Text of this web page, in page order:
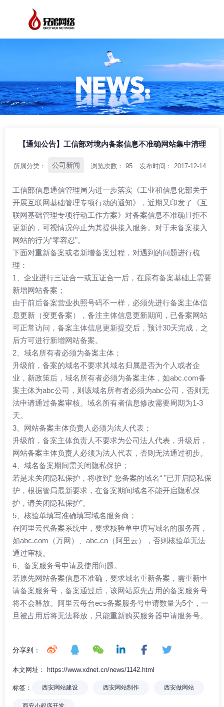
【通知公告】工信部对境内备案信息不准确网站集中清理
所属分类： 公司新闻 浏览次数： 95 发布时间： 2017-12-14
工信部信息通信管理局为进一步落实《工业和信息化部关于
开展互联网基础管理专项行动的通知》，近期又印发了《互
联网基础管理专项行动工作方案》对备案信息不准确且拒不
更新的，可视情况停止为其提供接入服务。对于未备案接入
网站的行为“零容忍”。
下面对重新备案或者新增备案过程，对遇到的问题进行梳
理：
1、企业进行三证合一或五证合一后，在原有备案基础上需要
新增网站备案；
由于前后备案营业执照号码不一样，必须先进行备案主体信
息更新（变更备案），备注主体信息更新期间，已备案网站
可正常访问，备案主体信息更新提交后，预计30天完成，之
后方可进行新增网站备案。
2、域名所有者必须为备案主体；
升级前，备案的域名不要求其域名归属是否为个人或者企
业，新政策后，域名所有者必须为备案主体，如abc.com备
案主体为abc公司，则该域名所有者必须为abc公司，否则无
法申请通过备案审核。域名所有者信息修改需要周期为1-3
天。
3、网站备案主体负责人必须为法人代表；
升级前，备案主体负责人不要求为公司法人代表，升级后，
网站备案主体负责人必须为法人代表，否则无法通过初步。
4、域名备案期间需关闭隐私保护；
若是未关闭隐私保护，将收到“ 您备案的域名“ ”已开启隐私保
护，根据管局最新要求，在备案期间域名不能开启隐私保
护，请关闭隐私保护”。
5、核验单填写准确填写域名服务商；
在阿里云代备案系统中，要求核验单中填写域名的服务商，
如abc.com（万网）、abc.cn（阿里云），否则核验单无法
通过审核。
6、备案服务号申请及使用问题。
若原先网站备案信息不准确，要求域名重新备案，需重新申
请备案服务号，备案通过后，该网站原先占用的备案服务号
将不会释放。阿里云每台ecs备案服务号申请数量为5个，一
旦被占用后将无法释放，只能重新购买服务器申请服务号。
分享到：
本文网址： https://www.xdnet.cn/news/1142.html
标签： 西安网站建设 西安网站制作 西安做网站